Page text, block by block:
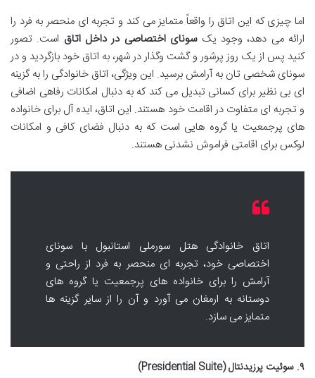
اما چیزی که این اتاق را واقعاً متمایز می کند و تجربه ای منحصر به فرد را
ارائه می دهد، وجود یکسونای اختصاصی در داخل اتاق است. تصور
کنید پس از یک روز پرشور و گشت وگذار در شهر، به اتاق خود بازگردید و در
سونای شخصی تان به آرامش برسید. این ویژگی، اتاق خانوادگی را به گزینه
ای بی نظیر برای کسانی تبدیل می کند که به دنبال امکانات رفاهی اضافی
و تجربه ای متفاوت در اقامت خود هستند. این اتاق، ایده آل برای خانواده
های پرجمعیت یا گروه هایی است که به دنبال فضای کافی و امکانات
لوکس برای اقامتی فراموش نشدنی هستند.
اتاق خانوادگی هتل سورملی استانبول با سونای
اختصاصی خود، تجربه ای منحصر به فرد از راحتی و
آرامش را برای خانواده های پرجمعیت یا گروه های
دوستانه به ارمغان می آورد و آن را از سایر گزینه ها
متمایز می سازد.
۹. سوئیت پرزیدنتال (Presidential Suite)